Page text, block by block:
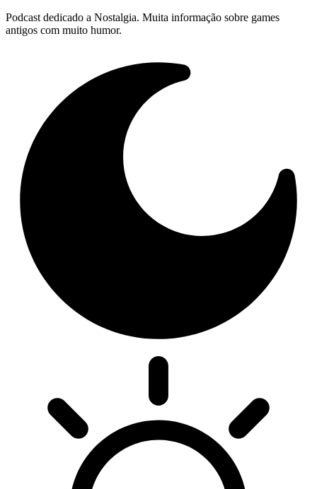
Podcast dedicado a Nostalgia. Muita informação sobre games
antigos com muito humor.